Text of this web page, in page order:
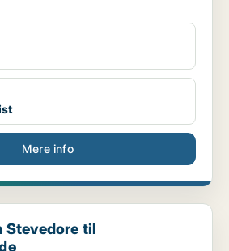
Mere info
til Offshoreområde
Stevedore til